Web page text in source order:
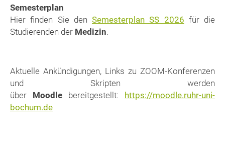
Semesterplan
Hier finden Sie den Semesterplan SS 2026 für die
Studierenden der Medizin.
Aktuelle Ankündigungen, Links zu ZOOM-Konferenzen
und Skripten werden
über Moodle bereitgestellt: https://moodle.ruhr-uni-
bochum.de